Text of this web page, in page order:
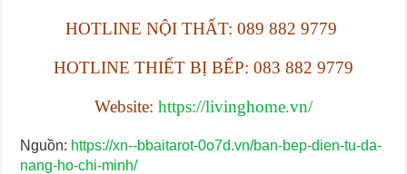
HOTLINE NỘI THẤT: 089 882 9779
HOTLINE THIẾT BỊ BẾP: 083 882 9779
Website: https://livinghome.vn/
Nguồn: https://xn--bbaitarot-0o7d.vn/ban-bep-dien-tu-da-
nang-ho-chi-minh/